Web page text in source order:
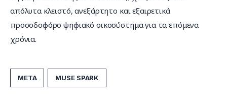
απόλυτα κλειστό, ανεξάρτητο και εξαιρετικά
προσοδοφόρο ψηφιακό οικοσύστημα για τα επόμενα
χρόνια.
META MUSE SPARK